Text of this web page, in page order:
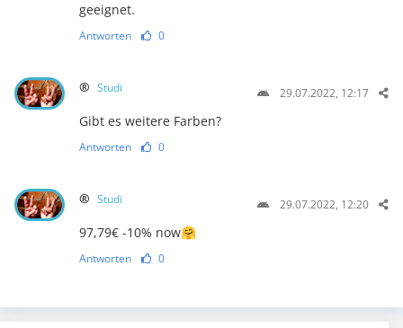
geeignet.
Antworten 0
® Studi 29.07.2022, 12:17
Gibt es weitere Farben?
Antworten 0
® Studi 29.07.2022, 12:20
97,79€ -10% now🤗
Antworten 0